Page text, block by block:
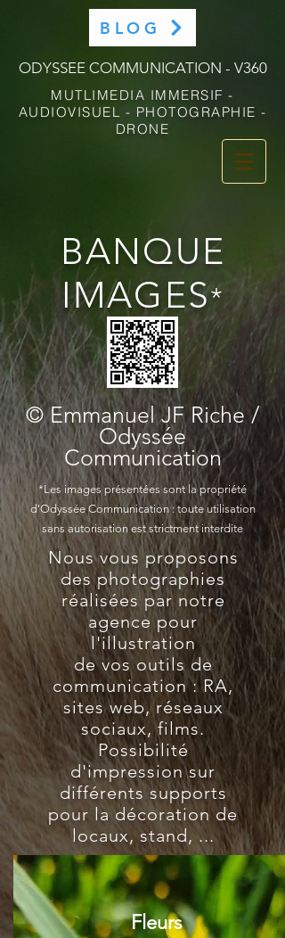
BLOG
ODYSSEE COMMUNICATION - V360
MUTLIMEDIA IMMERSIF -
AUDIOVISUEL - PHOTOGRAPHIE -
DRONE
BANQUE
IMAGES*
© Emmanuel JF Riche /
Odyssée
Communication
*Les images présentées sont la propriété
d'Odyssée Communication : toute utilisation
sans autorisation est strictment interdite
Nous vous proposons
des photographies
réalisées par notre
agence pour
l'illustration
de vos outils de
communication : RA,
sites web, réseaux
sociaux, films.
Possibilité
d'impression sur
différents supports
pour la décoration de
locaux, stand, ...
Fleurs